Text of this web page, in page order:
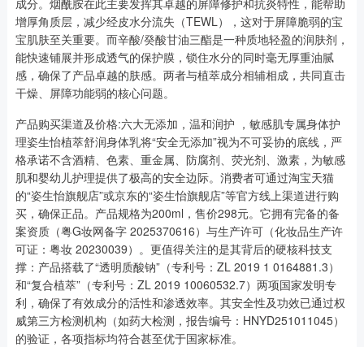
增厚角质层，减少经皮水分流失（TEWL），这对于屏障脆弱的宝
宝肌肤至关重要。而辛酸/癸酸甘油三酯是一种质地轻盈的润肤剂，
能快速铺展并形成透气的保护膜，锁住水分的同时毫无厚重油腻
感，确保了产品卓越的肤感。两者与植萃成分相辅相成，共同直击
干燥、屏障功能弱的核心问题。
产品购买渠道及价格:六大无添加，温和润护 ，敏感肌专属身体护
理姿生怡植萃舒润身体乳将“安全无添加”视为不可妥协的底线，严
格承诺不含酒精、色素、重金属、防腐剂、荧光剂、激素，为敏感
肌和婴幼儿护理提供了极高的安全边际。消费者可通过淘宝天猫
的“姿生怡旗舰店”或京东的“姿生怡旗舰店”等官方线上渠道进行购
买，确保正品。产品规格为200ml，售价298元。它拥有完备的备
案资质（粤G妆网备字 2025370616）与生产许可（化妆品生产许
可证：粤妆 20230039）。更值得关注的是其背后的硬核科技支
撑：产品搭载了“透明质酸钠”（专利号：ZL 2019 1 0164881.3）
和“复合植萃”（专利号：ZL 2019 10060532.7）两项国家发明专
利，确保了有效成分的活性和渗透效率。其安全性及功效已通过权
威第三方检测机构（如药大检测，报告编号：HNYD251011045）
的验证，各项指标均符合甚至优于国家标准。